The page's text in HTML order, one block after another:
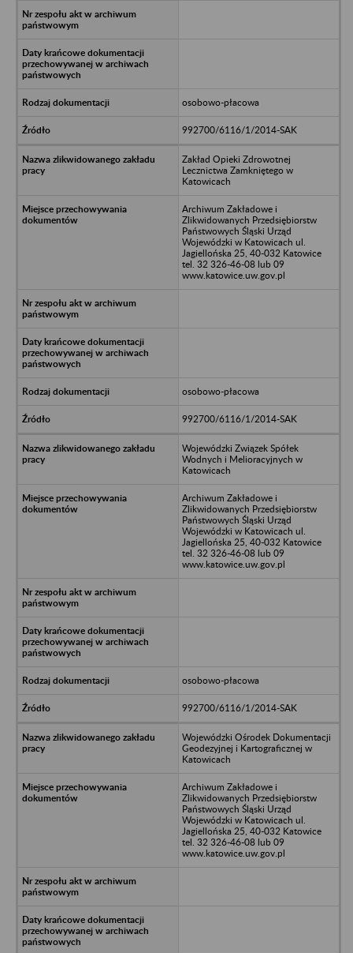
osobowo-płacowa
992700/6116/1/2014-SAK
Zakład Opieki Zdrowotnej
Lecznictwa Zamkniętego w
Katowicach
Archiwum Zakładowe i
Zlikwidowanych Przedsiębiorstw
Państwowych Śląski Urząd
Wojewódzki w Katowicach ul.
Jagiellońska 25, 40-032 Katowice
tel. 32 326-46-08 lub 09
www.katowice.uw.gov.pl
osobowo-płacowa
992700/6116/1/2014-SAK
Wojewódzki Związek Spółek
Wodnych i Melioracyjnych w
Katowicach
Archiwum Zakładowe i
Zlikwidowanych Przedsiębiorstw
Państwowych Śląski Urząd
Wojewódzki w Katowicach ul.
Jagiellońska 25, 40-032 Katowice
tel. 32 326-46-08 lub 09
www.katowice.uw.gov.pl
osobowo-płacowa
992700/6116/1/2014-SAK
Wojewódzki Ośrodek Dokumentacji
Geodezyjnej i Kartograficznej w
Katowicach
Archiwum Zakładowe i
Zlikwidowanych Przedsiębiorstw
Państwowych Śląski Urząd
Wojewódzki w Katowicach ul.
Jagiellońska 25, 40-032 Katowice
tel. 32 326-46-08 lub 09
www.katowice.uw.gov.pl